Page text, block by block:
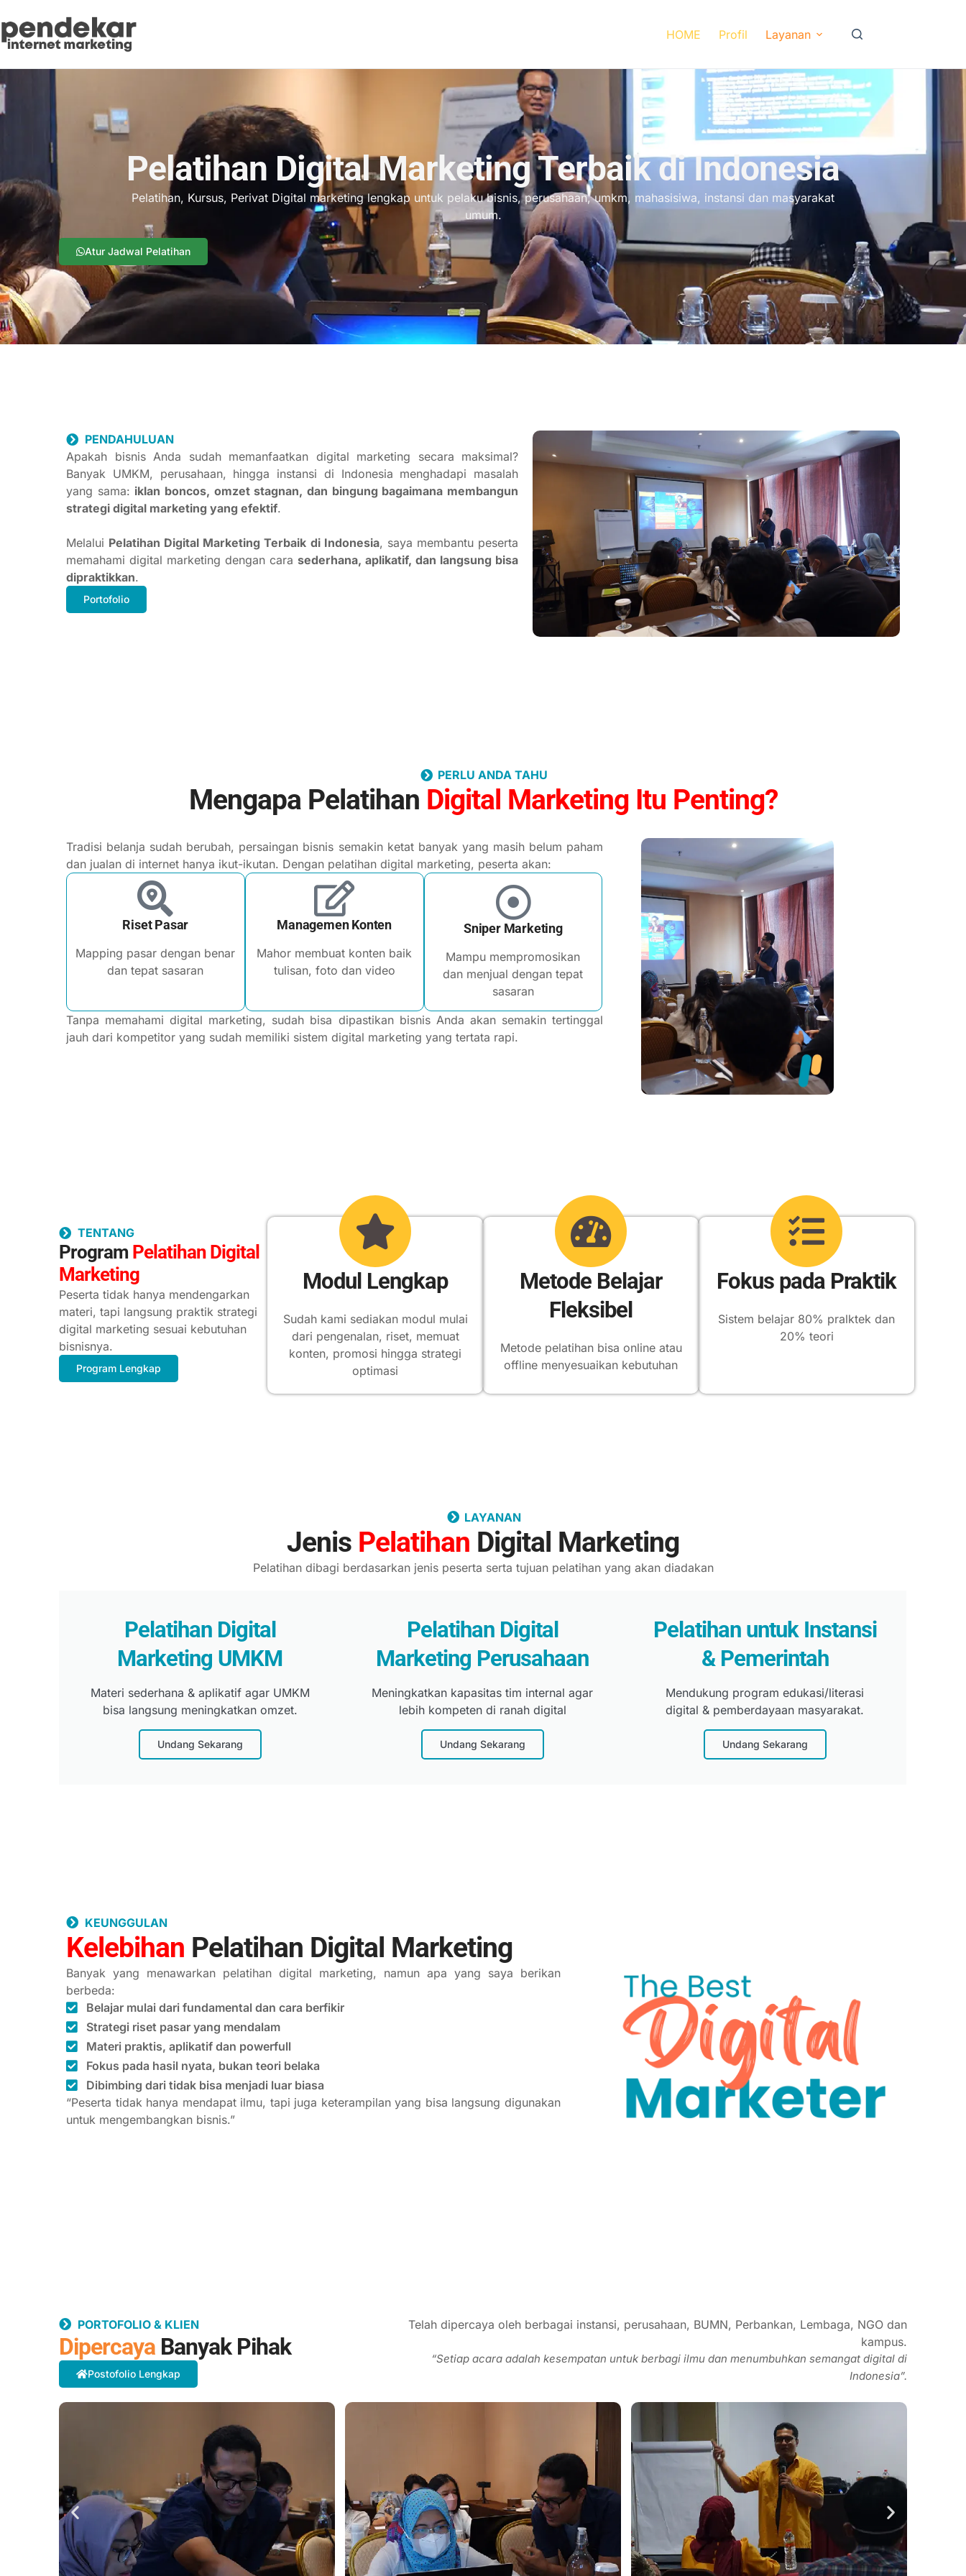
HOME Profil Layanan
Pelatihan Digital Marketing Terbaik di Indonesia
Pelatihan, Kursus, Perivat Digital marketing lengkap untuk pelaku bisnis, perusahaan, umkm, mahasisiwa, instansi dan masyarakat
umum.
Atur Jadwal Pelatihan
PENDAHULUAN
Apakah bisnis Anda sudah memanfaatkan digital marketing secara maksimal?
Banyak UMKM, perusahaan, hingga instansi di Indonesia menghadapi masalah
yang sama: iklan boncos, omzet stagnan, dan bingung bagaimana membangun
strategi digital marketing yang efektif.
Melalui Pelatihan Digital Marketing Terbaik di Indonesia, saya membantu peserta
memahami digital marketing dengan cara sederhana, aplikatif, dan langsung bisa
dipraktikkan.
Portofolio
PERLU ANDA TAHU
Mengapa Pelatihan Digital Marketing Itu Penting?
Tradisi belanja sudah berubah, persaingan bisnis semakin ketat banyak yang masih belum paham
dan jualan di internet hanya ikut-ikutan. Dengan pelatihan digital marketing, peserta akan:
Riset Pasar
Mapping pasar dengan benar
dan tepat sasaran
Managemen Konten
Mahor membuat konten baik
tulisan, foto dan video
Sniper Marketing
Mampu mempromosikan
dan menjual dengan tepat
sasaran
Tanpa memahami digital marketing, sudah bisa dipastikan bisnis Anda akan semakin tertinggal
jauh dari kompetitor yang sudah memiliki sistem digital marketing yang tertata rapi.
TENTANG
Program Pelatihan Digital
Marketing
Peserta tidak hanya mendengarkan
materi, tapi langsung praktik strategi
digital marketing sesuai kebutuhan
bisnisnya.
Program Lengkap
Modul Lengkap
Sudah kami sediakan modul mulai
dari pengenalan, riset, memuat
konten, promosi hingga strategi
optimasi
Metode Belajar
Fleksibel
Metode pelatihan bisa online atau
offline menyesuaikan kebutuhan
Fokus pada Praktik
Sistem belajar 80% pralktek dan
20% teori
LAYANAN
Jenis Pelatihan Digital Marketing
Pelatihan dibagi berdasarkan jenis peserta serta tujuan pelatihan yang akan diadakan
Pelatihan Digital
Marketing UMKM
Materi sederhana & aplikatif agar UMKM
bisa langsung meningkatkan omzet.
Undang Sekarang
Pelatihan Digital
Marketing Perusahaan
Meningkatkan kapasitas tim internal agar
lebih kompeten di ranah digital
Undang Sekarang
Pelatihan untuk Instansi
& Pemerintah
Mendukung program edukasi/literasi
digital & pemberdayaan masyarakat.
Undang Sekarang
KEUNGGULAN
Kelebihan Pelatihan Digital Marketing
Banyak yang menawarkan pelatihan digital marketing, namun apa yang saya berikan
berbeda:
Belajar mulai dari fundamental dan cara berfikir
Strategi riset pasar yang mendalam
Materi praktis, aplikatif dan powerfull
Fokus pada hasil nyata, bukan teori belaka
Dibimbing dari tidak bisa menjadi luar biasa
“Peserta tidak hanya mendapat ilmu, tapi juga keterampilan yang bisa langsung digunakan
untuk mengembangkan bisnis.”
PORTOFOLIO & KLIEN
Dipercaya Banyak Pihak
Postofolio Lengkap
Telah dipercaya oleh berbagai instansi, perusahaan, BUMN, Perbankan, Lembaga, NGO dan
kampus.
“Setiap acara adalah kesempatan untuk berbagi ilmu dan menumbuhkan semangat digital di
Indonesia”.